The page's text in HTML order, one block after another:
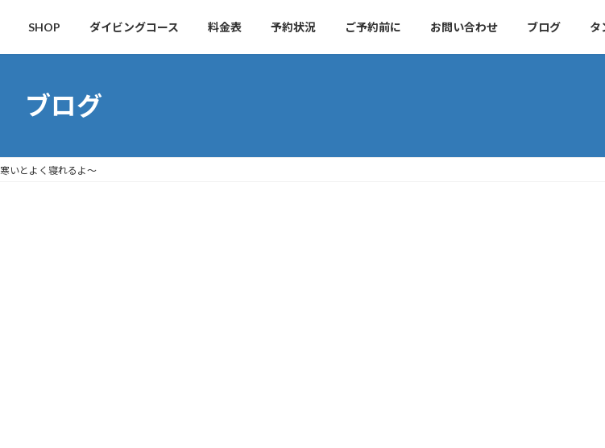
SHOP ダイビングコース 料金表 予約状況 ご予約前に お問い合わせ ブログ タ
ブログ
寒いとよく寝れるよ～